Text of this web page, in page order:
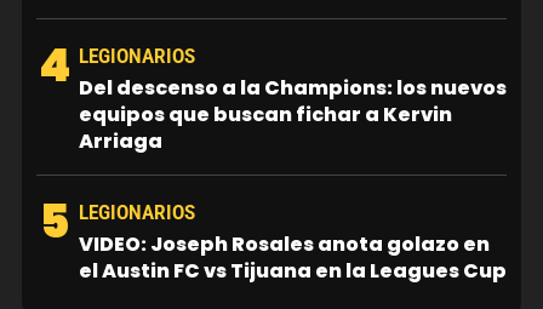
4 LEGIONARIOS
Del descenso a la Champions: los nuevos
equipos que buscan fichar a Kervin
Arriaga
5 LEGIONARIOS
VIDEO: Joseph Rosales anota golazo en
el Austin FC vs Tijuana en la Leagues Cup